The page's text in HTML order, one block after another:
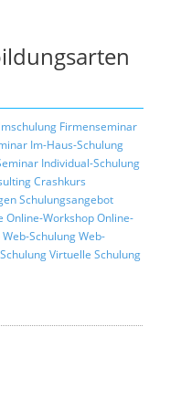
Firmenseminar
Im-Haus-Schulung
Individual-Schulung
Crashkurs
Schulungsangebot
Online-WorkshopOnline-
Web-SchulungWeb-
Virtuelle Schulung